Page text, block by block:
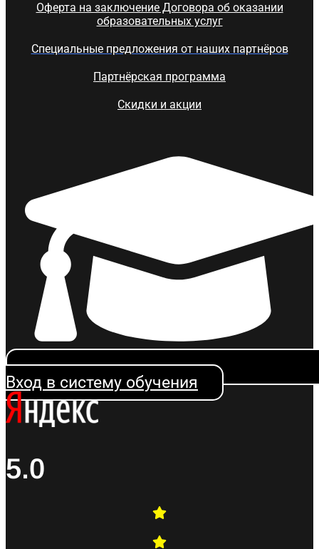
Оферта на заключение Договора об оказании
образовательных услуг
Специальные предложения от наших партнёров
Партнёрская программа
Скидки и акции
Вход в систему обучения
5.0